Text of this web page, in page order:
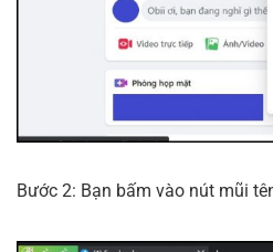
Bước 2: Bạn bấm vào nút mũi